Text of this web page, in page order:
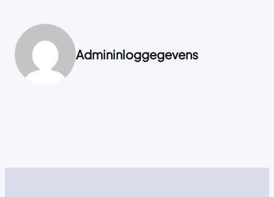
Admininloggegevens